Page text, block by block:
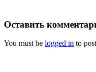
Оставить
You must be logged in to